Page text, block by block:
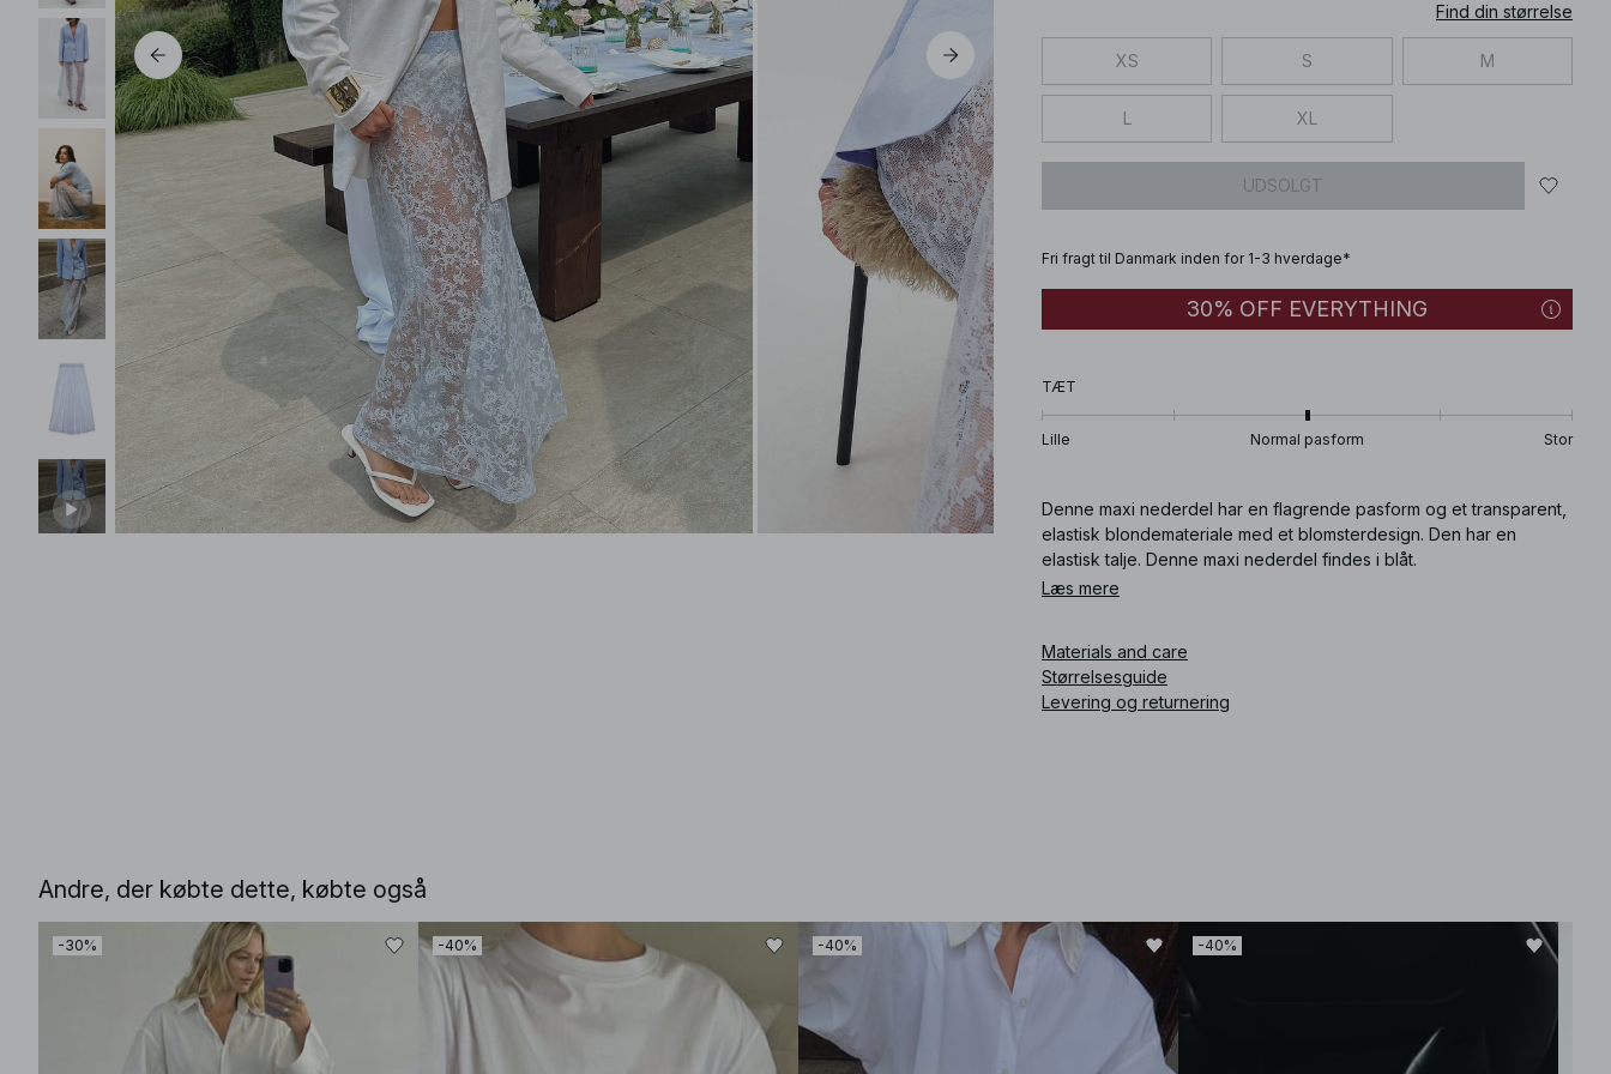
Find din størrelse
XS S M
L XL
UDSOLGT
Fri fragt til Danmark inden for 1-3 hverdage*
30% OFF EVERYTHING
TÆT
Lille Normal pasform Stor
Denne maxi nederdel har en flagrende pasform og et transparent,
elastisk blondemateriale med et blomsterdesign. Den har en
elastisk talje. Denne maxi nederdel findes i blåt.
Læs mere
Materials and care
Størrelsesguide
Levering og returnering
Andre, der købte dette, købte også
-30% -40% -40% -40%